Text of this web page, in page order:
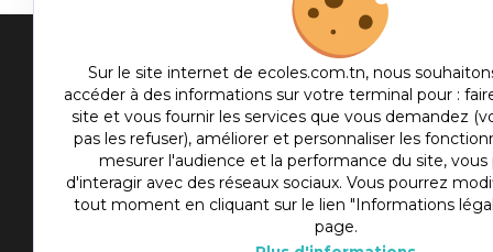
Sur le site internet de ecoles.com.tn, nous
accéder à des informations sur votre terminal pour :
site et vous fournir les services que vous demandez
pas les refuser), améliorer et personnaliser les
mesurer l'audience et la performance du site,
d'interagir avec des réseaux sociaux. Vous pourrez
tout moment en cliquant sur le lien "Informations
page.
Culture
Sport